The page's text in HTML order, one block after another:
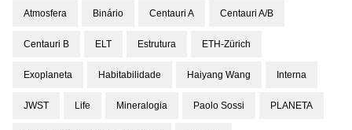
Atmosfera Binário Centauri A Centauri A/B
Centauri B ELT Estrutura ETH-Zürich
Exoplaneta Habitabilidade Haiyang Wang Interna
JWST Life Mineralogia Paolo Sossi PLANETA